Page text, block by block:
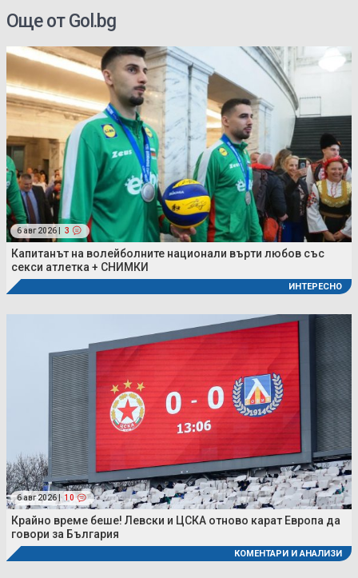
Още от Gol.bg
6 авг 2026 | 3
Капитанът на волейболните национали върти любов със
секси атлетка + СНИМКИ
ИНТЕРЕСНО
6 авг 2026 | 10
Крайно време беше! Левски и ЦСКА отново карат Европа да
говори за България
КОМЕНТАРИ И АНАЛИЗИ